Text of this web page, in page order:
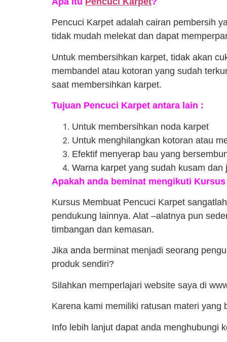
Pencuci Karpet adalah cairan pembersih
tidak mudah melekat dan dapat
Untuk membersihkan karpet, tidak akan
membandel atau kotoran yang sudah
saat membersihkan karpet.
Tujuan Pencuci Karpet antara lain :
Untuk membersihkan noda karpet
Untuk menghilangkan kotoran atau
Efektif menyerap bau yang
Warna karpet yang sudah kusam
Apakah anda beminat mengikuti
Kursus Membuat Pencuci Karpet
pendukung lainnya. Alat –alatnya pun
timbangan dan kemasan.
Jika anda berminat menjadi seorang
produk sendiri?
Silahkan memperlajari website saya di
Karena kami memiliki ratusan materi
Info lebih lanjut dapat anda menghubungi